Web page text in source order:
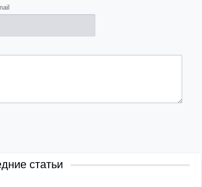
статьи